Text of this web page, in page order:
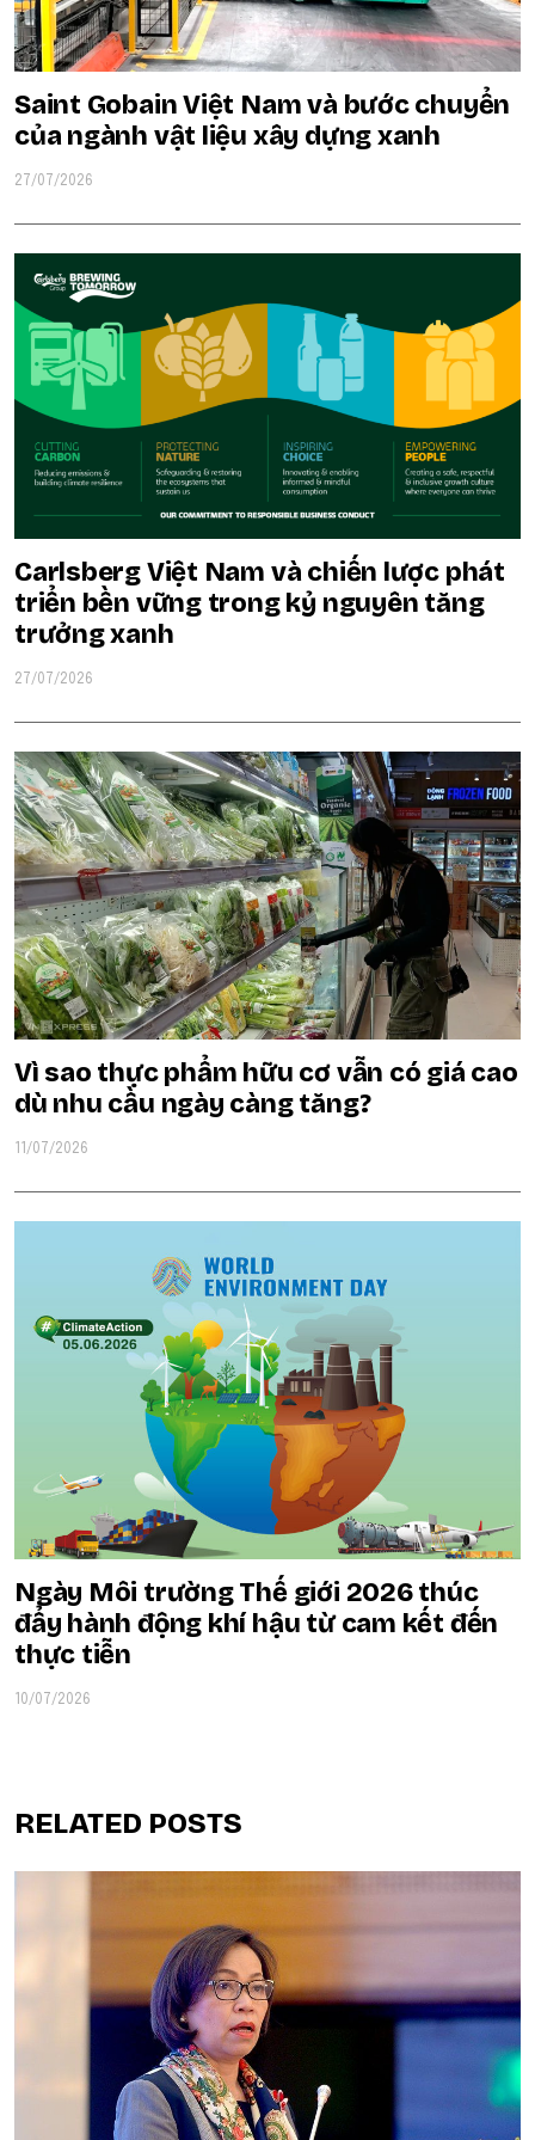
Saint Gobain Việt Nam và bước chuyển
của ngành vật liệu xây dựng xanh
27/07/2026
Carlsberg Việt Nam và chiến lược phát
triển bền vững trong kỷ nguyên tăng
trưởng xanh
27/07/2026
Vì sao thực phẩm hữu cơ vẫn có giá cao
dù nhu cầu ngày càng tăng?
11/07/2026
Ngày Môi trường Thế giới 2026 thúc
đẩy hành động khí hậu từ cam kết đến
thực tiễn
10/07/2026
RELATED POSTS